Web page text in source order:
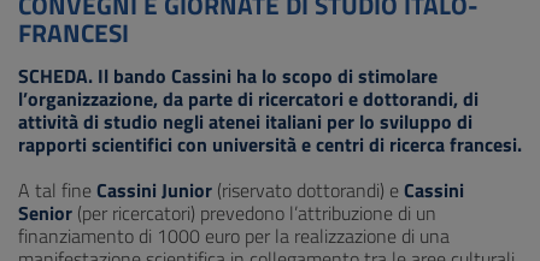
FRANCESI
SCHEDA. Il bando Cassini ha lo scopo di stimolare
l’organizzazione, da parte di ricercatori e dottorandi, di
attività di studio negli atenei italiani per lo sviluppo di
rapporti scientifici con università e centri di ricerca francesi.
A tal fineCassini Junior (riservato dottorandi) eCassini
Senior (per ricercatori) prevedono l’attribuzione di un
finanziamento di 1000 euro per la realizzazione di una